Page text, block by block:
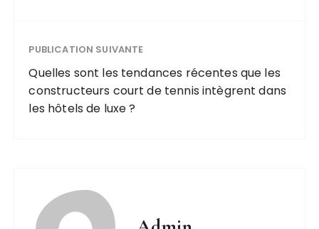
PUBLICATION SUIVANTE
Quelles sont les tendances récentes que les
constructeurs court de tennis intègrent dans
les hôtels de luxe ?